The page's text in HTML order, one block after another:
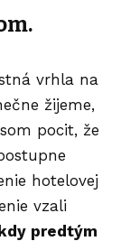
vrhla na
žijeme,
pocit, že
hotelovej
vzali
predtým